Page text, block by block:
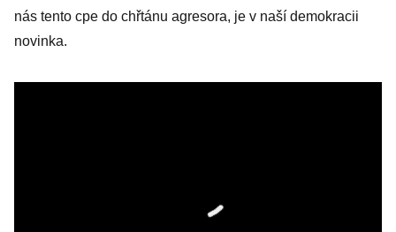
nás tento cpe do chřtánu agresora, je v naší demokracii
novinka.